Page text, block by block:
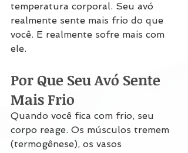
temperatura corporal. Seu avó
realmente sente mais frio do que
você. E realmente sofre mais com
ele.
Por Que Seu Avó Sente
Mais Frio
Quando você fica com frio, seu
corpo reage. Os músculos tremem
(termogênese), os vasos